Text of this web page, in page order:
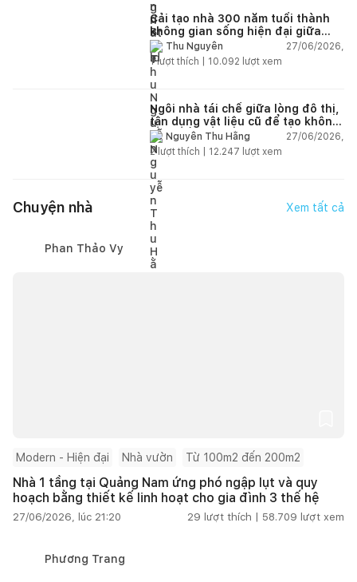
Cải tạo nhà 300 năm tuổi thành
không gian sống hiện đại giữa
thiên nhiên
Thu Nguyễn
27/06/2026,
1lượt thích | 10.092 lượt xem
Ngôi nhà tái chế giữa lòng đô thị,
tận dụng vật liệu cũ để tạo không
gian sống linh hoạt
Nguyễn Thu Hằng
27/06/2026,
2lượt thích | 12.247 lượt xem
Chuyện nhà Xem tất cả
Phan Thảo Vy
Modern - Hiện đại Nhà vườn Từ 100m2 đến 200m2
Nhà 1 tầng tại Quảng Nam ứng phó ngập lụt và quy
hoạch bằng thiết kế linh hoạt cho gia đình 3 thế hệ
27/06/2026, lúc 21:20 29 lượt thích | 58.709 lượt xem
Phương Trang